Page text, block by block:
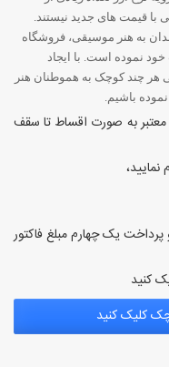
با قیمت های جدید نیستند.
به هنر موسیقی، فروشگاه
نموده است. با ایجاد
هر چند کوچک به هموطنان هنر
باشیم.
به صورت اقساط تا سقف
یک چهارم مبلغ فاکتور
کنید
کلیک کنید